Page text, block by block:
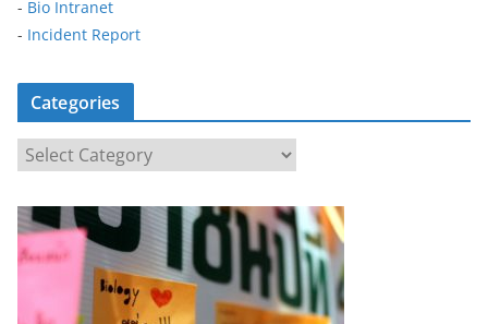
- Bio Intranet
- Incident Report
Categories
a
t
e
g